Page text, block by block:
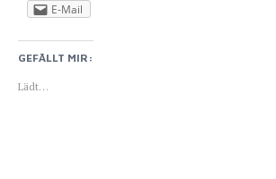
E-Mail
GEFÄLLT MIR:
Lädt…